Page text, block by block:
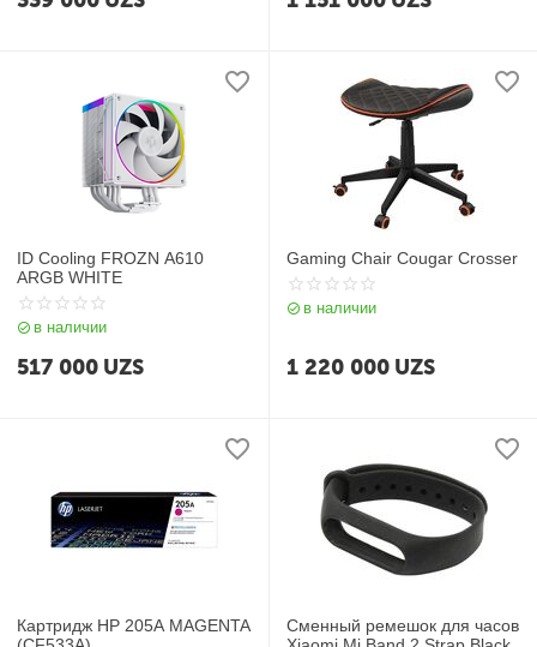
ID Cooling FROZN A610
ARGB WHITE
в наличии
517 000 UZS
Gaming Chair Cougar Crosser
в наличии
1 220 000 UZS
Картридж HP 205A MAGENTA
Сменный ремешок для часов